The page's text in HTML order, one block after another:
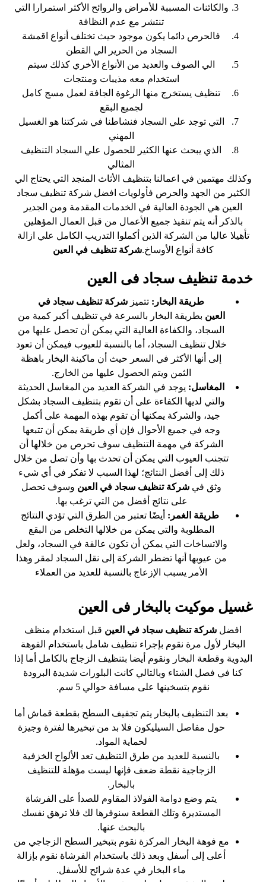
والكائنات المسببة للأمراض والروائح الأكثر استمرارا التي
تنتشر مع عدم النظافة
فالحرص دائما يكون موجود حيث تختلف أنواع اقمشة
السجاد من الحرير الي القطن
الي الصوف والعديد من الأنواع الأخري كذلك سيتم
استخدام معه مذيبات ومنتجات
تنظيف يستخرج منها الرغوة الجافة لعمل مسج كامل
لجميع البقع
التي توجد علي السجاد فنشاطنا في شركتنا هو الغسيل
المهني
الذي يبحث عنها الكثير للحصول علي السجاد التنظيف
المثالي
وكذلك مهتمين في اعمالنا بتنظيف الأثاث المنجد التي يحتاج الي
الكثير من الجهد والحرص فأولويات افضل شركة تنظيف سجاد
العين هي الجودة العالية في الخدمات المقدمة ومن الجدير
بالذكر أنه يتم تنفيذ جميع الأعمال من قبل العمال المؤهلين
تأهيلا عاليا من الشركة الذين أكملوا التدريب الكامل علي ازالة
كافة أنواع الأوساخ.شركة تنظيف في العين
خدمة تنظيف سجاد فى العين
طريقة البخار: تتميز شركة تنظيف سجاد في
العين بطريقة البخار بالسرعة في تنظيف أكبر كمية من
السجاد، والكفاءة العالية التي يمكن أن تحصل عليها من
خلال تنظيف السجاد، أما بالنسبة للعيوب فيمكن أن تعود
إلى أنها الأكثر في السعر حيث أن ماكينة البخار باهظة
الثمن ويتم الحصول عليها من الخارج.
المغاسل: يوجد في الشركة العديد من المغاسل الحديثة
والتي لديها الكفاءة على أن تقوم بتنظيف السجاد بشكل
جيد، والشركة يمكنها أن تقوم بهذه المهمة على أكمل
وجه في جميع الأحوال فإن أي طريقة يمكن أن تتبعها
الشركة في مهمة التنظيف سوف تحرص من خلالها أن
تتجنب العيوب التي يمكن أن تحدث بها وأن تصل من خلال
ذلك إلى أفضل النتائج؛ لهذا السبب لا تفكر في أي شيء
وثق فيشركة تنظيف سجاد في العين وسوف تحصل
على نتائج أفضل من التي ترغب بها.
طريقة الغمر: أيضًا تعتبر من الطرق التي تؤدي النتائج
المطلوبة والتي يمكن من خلالها التخلص من البقع
والاتساخات التي يمكن أن تكون عالقة في السجاد، ولعل
من عيوبها أنها تضطر الشركة إلى نقل السجاد لمقر وهذا
الأمر يسبب الإزعاج بالنسبة للعديد من العملاء
غسيل موكيت بالبخار فى العين
افضل شركة تنظيف سجاد في العين قبل استخدام منظف
البخار لأول مرة نقوم بإجراء تنظيف شامل باستخدام الفوهة
اليدوية وقطعة البخار ونقوم أيضا بتنظيف الزجاج بالكامل أما إذا
كنا في فصل الشتاء وبالتالي كانت البلورات شديدة البرودة
نقوم بتسخينها على مسافة حوالي 5 سم.
بعد التنظيف بالبخار يتم تجفيف السطح بقطعة قماش أما
حول مفاصل السيليكون فلا بد من تبخيرها لفترة وجيزة
لحماية المواد.
بالنسبة للعديد من طرق التنظيف تعد الألواح الخزفية
الزجاجية نقطة ضعف فإنها ليست مؤهلة للتنظيف
بالبخار.
يتم وضع دوامة الفولاذ المقاوم للصدأ على الفرشاة
المستديرة وتلك القطعة سنوفرها لك فلا ترهق نفسك
بالبحث عنها.
مع فوهة البخار المركزة نقوم بتبخير السطح الزجاجي من
أعلى إلى أسفل وبعد ذلك باستخدام الفرشاة نقوم بإزالة
ماء البخار في عدة شرائح للأسفل.